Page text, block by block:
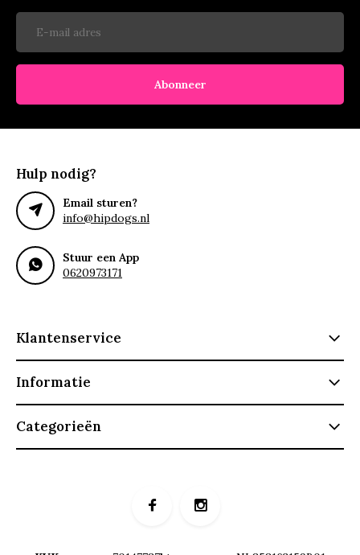
Abonneer
Hulp nodig?
Email sturen?
info@hipdogs.nl
Stuur een App
0620973171
Klantenservice
Informatie
Categorieën